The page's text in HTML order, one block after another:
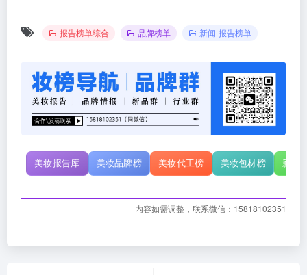
报告榜单综合 品牌榜单 新闻-报告榜单
美妆报告库 美妆品牌榜 美妆代工榜 美妆包材榜 新原
内容如需调整，联系微信：15818102351